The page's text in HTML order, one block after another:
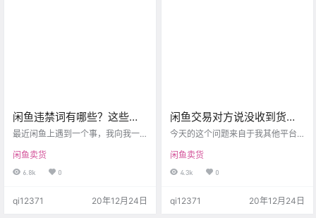
闲鱼违禁词有哪些？这些违
禁词和违禁品要牢记在心！
最近闲鱼上遇到一个事，我向我一
个截图。让客户有兴趣可以关注一
下。本来也没什么。不知道闲鱼用
经万能的闲鱼现在是越来越像乾隆
闲鱼卖货
6.8k 0
qi12371 20年12月24日
闲鱼交易对方说没收到货怎
么办？
今天的这个问题来自于我其他平台
鱼退货卖家恶意说未收到货物怎么
办。 截止我撰写这篇文章的时候，
里对方说没收到货，该如何去处
闲鱼卖货
4.3k 0
qi12371 20年12月24日